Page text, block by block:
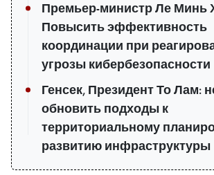
Премьер-министр Ле Минь
Повысить эффективность
координации при
угрозы кибербезопасности
Генсек, Президент То Лам:
обновить подходы к
территориальному
развитию инфраструктуры